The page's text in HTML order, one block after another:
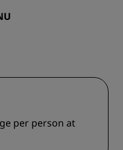
per person at